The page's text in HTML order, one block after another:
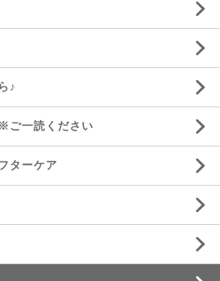
♪
ご一読ください
ターケア